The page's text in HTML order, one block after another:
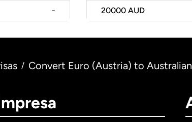
- 20000 AUD
/ Convert Euro (Austria) to